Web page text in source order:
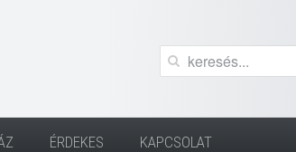
ÉRDEKES KAPCSOLAT